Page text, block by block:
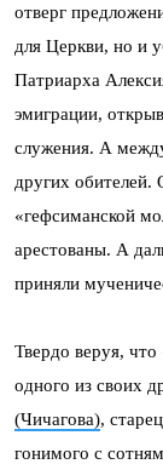
отверг
для Церкви, но и
Патриарха
эмиграции,
служения. А
других обителей.
«гефсиманской
арестованы. А
приняли
Твердо веруя, что
одного из
(Чичагова),
гонимого с